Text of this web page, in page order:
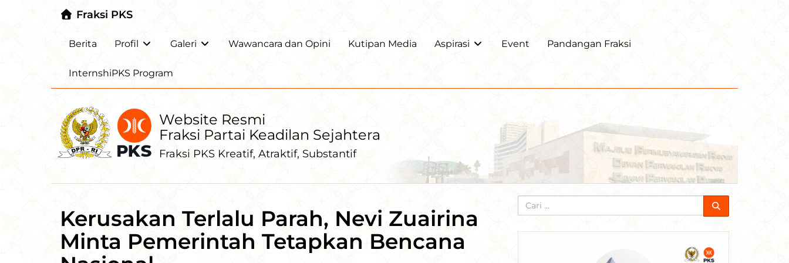
Fraksi PKS
Berita Profil Galeri Wawancara dan Opini Kutipan Media Aspirasi Event Pandangan Fraksi
InternshiPKS Program
Website Resmi
Fraksi Partai Keadilan Sejahtera
Fraksi PKS Kreatif, Atraktif, Substantif
Kerusakan Terlalu Parah, Nevi Zuairina
Minta Pemerintah Tetapkan Bencana